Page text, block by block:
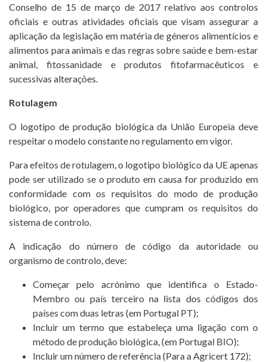
Conselho de 15 de março de 2017 relativo aos controlos
oficiais e outras atividades oficiais que visam assegurar a
aplicação da legislação em matéria de géneros alimentícios e
alimentos para animais e das regras sobre saúde e bem-estar
animal, fitossanidade e produtos fitofarmacêuticos e
sucessivas alterações.
Rotulagem
O logotipo de produção biológica da União Europeia deve
respeitar o modelo constante no regulamento em vigor.
Para efeitos de rotulagem, o logotipo biológico da UE apenas
pode ser utilizado se o produto em causa for produzido em
conformidade com os requisitos do modo de produção
biológico, por operadores que cumpram os requisitos do
sistema de controlo.
A indicação do número de código da autoridade ou
organismo de controlo, deve:
Começar pelo acrónimo que identifica o Estado-
Membro ou país terceiro na lista dos códigos dos
países com duas letras (em Portugal PT);
Incluir um termo que estabeleça uma ligação com o
método de produção biológica, (em Portugal BIO);
Incluir um número de referência (Para a Agricert 172);